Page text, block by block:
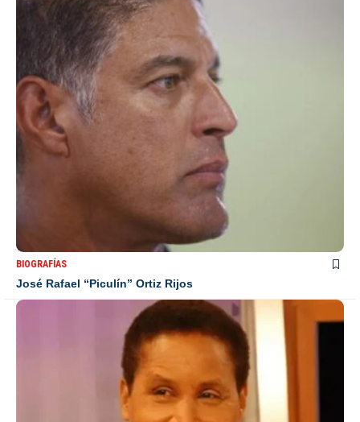
BIOGRAFÍAS
José Rafael “Piculín” Ortiz Rijos